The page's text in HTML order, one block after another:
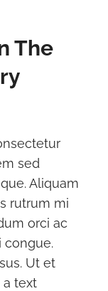
The
sed
Aliquam
rutrum mi
orci ac
congue.
Ut et
a text